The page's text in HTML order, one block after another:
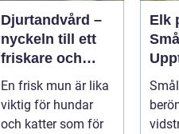
Djurtandvård –
nyckeln till ett
friskare och
längre liv för
hund och katt
En frisk mun är lika
viktig för hundar
och katter som för
Elk